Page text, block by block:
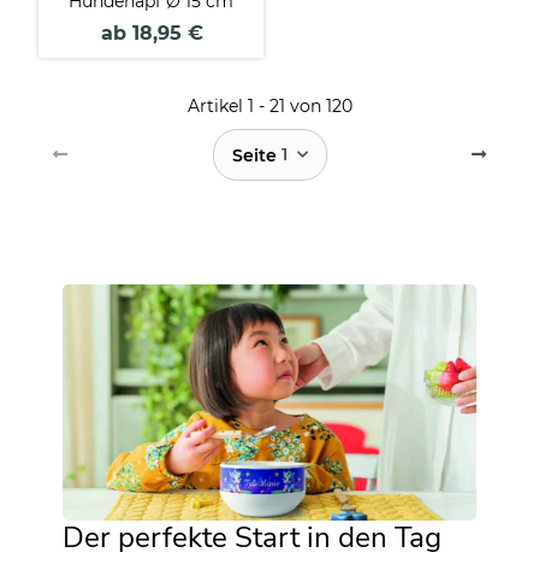
ab 18,95 €
Artikel 1 - 21 von 120
Seite 1
Der perfekte Start in den Tag